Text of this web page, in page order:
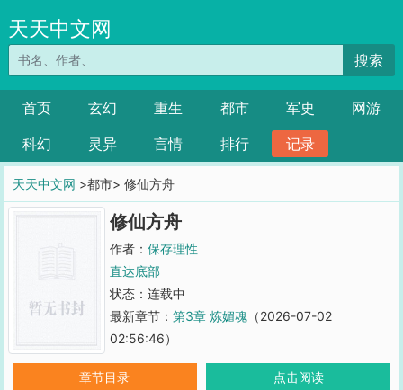
天天中文网
搜索
首页 玄幻 重生 都市 军史
网游
科幻
灵异 言情 排行 记录
天天中文网 >都市> 修仙方舟
修仙方舟
作者： 保存理性
直达底部
状态：连载中
最新章节： 第3章 炼媚魂（2026-07-02
02:56:46）
章节目录 点击阅读